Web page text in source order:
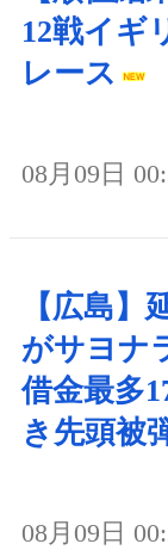
12戦イギ
レース
08月09日
【広島】
がサヨナ
借金最多
き先頭被
08月09日